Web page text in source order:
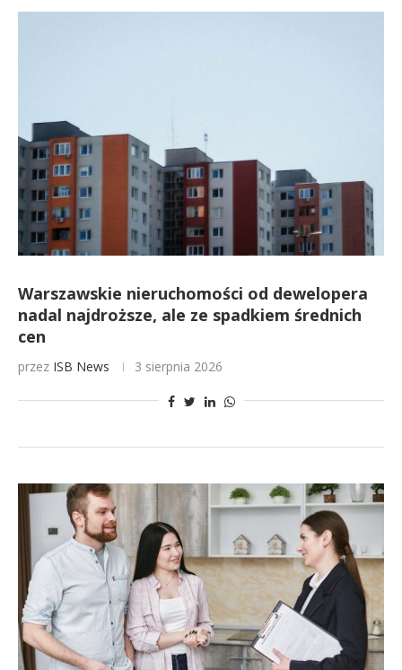
Warszawskie nieruchomości od dewelopera
nadal najdroższe, ale ze spadkiem średnich
cen
przez ISB News 3 sierpnia 2026